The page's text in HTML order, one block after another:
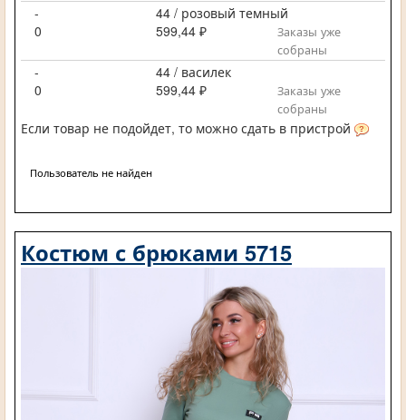
-
44 / розовый темный
0
599,44 ₽
Заказы уже
собраны
-
44 / василек
0
599,44 ₽
Заказы уже
собраны
Если товар не подойдет, то можно сдать в пристрой
Пользователь не найден
Костюм с брюками 5715